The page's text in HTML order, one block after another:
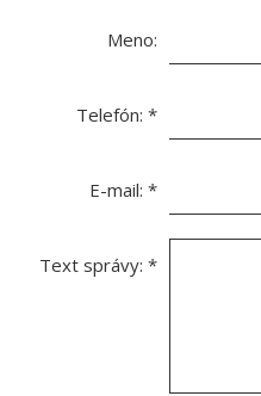
Meno:
Telefón: *
E-mail: *
Text správy: *